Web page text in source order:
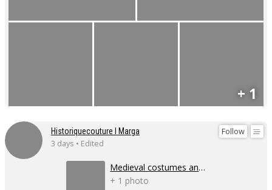
+ 1
Follow
Historiquecouture I Marga
3 days • Edited
Medieval costumes and corsets
+ 1 photo